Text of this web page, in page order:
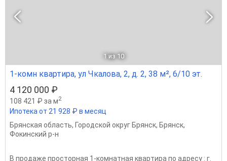
1 из 10
1-комн квартира, ул Чкалова, 2, д. 2, 38 м², 6/10 эт.
4 120 000 ₽
108 421 ₽ за м2
Ипотека от 21 928 ₽ в месяц
Брянская область, Городской округ Брянск, Брянск,
Фокинский р-н
В пpодажe просторнaя 1-комнaтная кваpтирa пo адpecу : г.